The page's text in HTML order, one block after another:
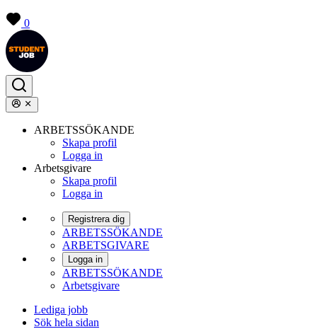
0
ARBETSSÖKANDE
Skapa profil
Logga in
Arbetsgivare
Skapa profil
Logga in
Registrera dig
ARBETSSÖKANDE
ARBETSGIVARE
Logga in
ARBETSSÖKANDE
Arbetsgivare
Lediga jobb
Sök hela sidan